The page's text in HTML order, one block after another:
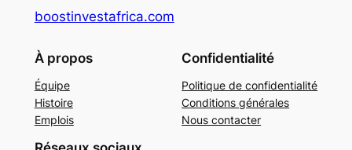
boostinvestafrica.com
À propos
Équipe
Histoire
Emplois
Confidentialité
Politique de confidentialité
Conditions générales
Nous contacter